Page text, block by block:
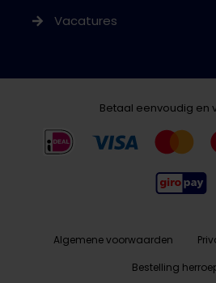
Vacatures
Betaal eenvoudig en
Algemene voorwaarden
Bestelling